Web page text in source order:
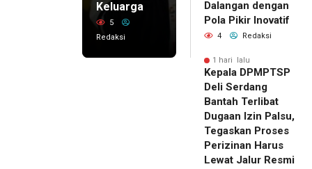
Keluarga
5
Redaksi
Dalangan dengan
Pola Pikir Inovatif
4 Redaksi
1 hari lalu
Kepala DPMPTSP
Deli Serdang
Bantah Terlibat
Dugaan Izin Palsu,
Tegaskan Proses
Perizinan Harus
Lewat Jalur Resmi